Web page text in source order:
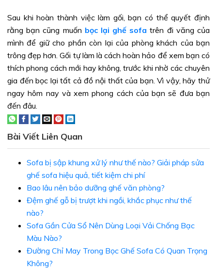
Sau khi hoàn thành việc làm gối, bạn có thể quyết định
rằng bạn cũng muốn bọc lại ghế sofa trên đi văng của
mình để giữ cho phần còn lại của phòng khách của bạn
trông đẹp hơn. Gối tự làm là cách hoàn hảo để xem bạn có
thích phong cách mới hay không, trước khi nhờ các chuyên
gia đến bọc lại tất cả đồ nội thất của bạn. Vì vậy, hãy thử
ngay hôm nay và xem phong cách của bạn sẽ đưa bạn
đến đâu.
Bài Viết Liên Quan
Sofa bị sập khung xử lý như thế nào? Giải pháp sửa
ghế sofa hiệu quả, tiết kiệm chi phí
Bao lâu nên bảo dưỡng ghế văn phòng?
Đệm ghế gỗ bị trượt khi ngồi, khắc phục như thế
nào?
Sofa Gần Cửa Sổ Nên Dùng Loại Vải Chống Bạc
Màu Nào?
Đường Chỉ May Trong Bọc Ghế Sofa Có Quan Trọng
Không?